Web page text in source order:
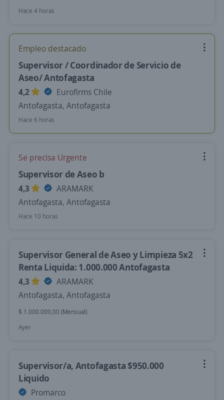
Hace 4 horas
Empleo destacado
Supervisor / Coordinador de Servicio de
Aseo/ Antofagasta
4,2
Eurofirms Chile
Antofagasta, Antofagasta
Hace 6 horas
Se precisa Urgente
Supervisor de Aseo b
4,3
ARAMARK
Antofagasta, Antofagasta
Hace 10 horas
Supervisor General de Aseo y Limpieza 5x2
Renta Liquida: 1.000.000 Antofagasta
4,3
ARAMARK
Antofagasta, Antofagasta
$ 1.000.000,00 (Mensual)
Ayer
Supervisor/a, Antofagasta $950.000
Liquido
Promarco